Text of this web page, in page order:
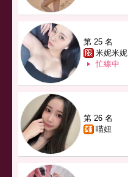
第 25 名
米妮米妮
忙線中
第 26 名
喵妞